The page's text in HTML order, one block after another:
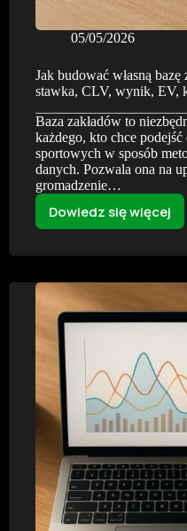
05/05/2026
Jak budować własną
stawka, CLV, wynik, EV,
Baza zakładów to
każdego, kto chce podejść
sportowych w sposób
danych. Pozwala ona na
gromadzenie…
Dowiedz się więcej
Jak
własną
kurs,
stawka,
CLV,
wynik,
EV,
komentarz